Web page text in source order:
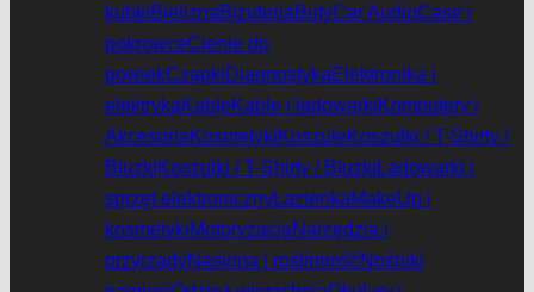
kubkiBieliznaBiżuteriaButyCar AudioCase i
pokrowceCienie do
powiekCzapkiDiagnostykaElektronika i
elektrykaKableKable i ładowarkiKomputery i
AkcesoriaKosmetykiKoszuleKoszulki / T-Shirty /
BluzkiKoszulki / T-Shirty / BluzkiŁadowarki i
sprzęt elektronicznyŁazienkaMakeUp i
kosmetykiMotoryzacjaNarzędzia i
przyrządyNasiona i roślinnośćNośniki